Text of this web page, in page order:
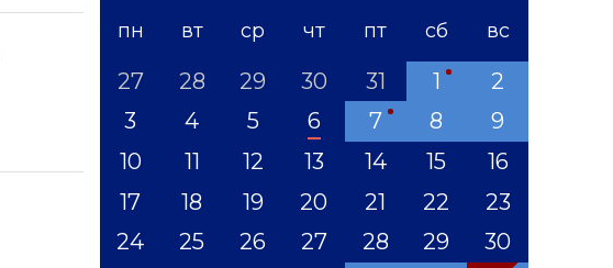
1 3 5 8 10 12
'21 '23 '24 '25 '26 '27 '28 '29 '31
пн вт ср чт пт сб вс
27 28 29 30 31 1
2
3
4 5 6 7 8
9
10
11 12 13 14 15
16
17
18 19 20 21 22
23
24
25 26 27 28 29
30